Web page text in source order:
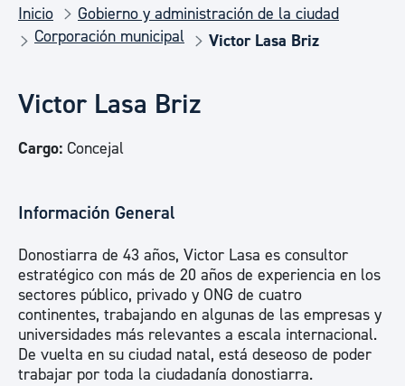
Inicio
Gobierno y administración de la ciudad
Corporación municipal
Victor Lasa Briz
Victor Lasa Briz
Cargo: Concejal
Información General
Donostiarra de 43 años, Victor Lasa es consultor
estratégico con más de 20 años de experiencia en los
sectores público, privado y ONG de cuatro
continentes, trabajando en algunas de las empresas y
universidades más relevantes a escala internacional.
De vuelta en su ciudad natal, está deseoso de poder
trabajar por toda la ciudadanía donostiarra.